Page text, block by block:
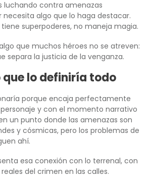
luchando contra amenazas
necesita algo que lo haga destacar.
superpoderes, no maneja magia.
que muchos héroes no se atreven:
separa la justicia de la venganza.
que lo definiría todo
porque encaja perfectamente
y con el momento narrativo
un punto donde las amenazas son
y cósmicas, pero los problemas de
ahí.
esa conexión con lo terrenal, con
del crimen en las calles.